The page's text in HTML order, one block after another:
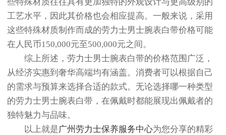
工艺水平，因此其价格也会相应提高。一般来说，采用
这些特殊材质制作而成的劳力士男士腕表白带价格可能
在人民币150,000元至500,000元之间。
综上所述，劳力士男士腕表白带的价格范围广泛，
从经济实惠到奢华高端均有涵盖。消费者可以根据自己
的需求与预算来选择合适的款式。无论选择哪一种类型
的劳力士男士腕表白带，在佩戴时都能展现出佩戴者的
独特魅力与品味。
以上就是广州劳力士保养服务中心为您分享的精彩